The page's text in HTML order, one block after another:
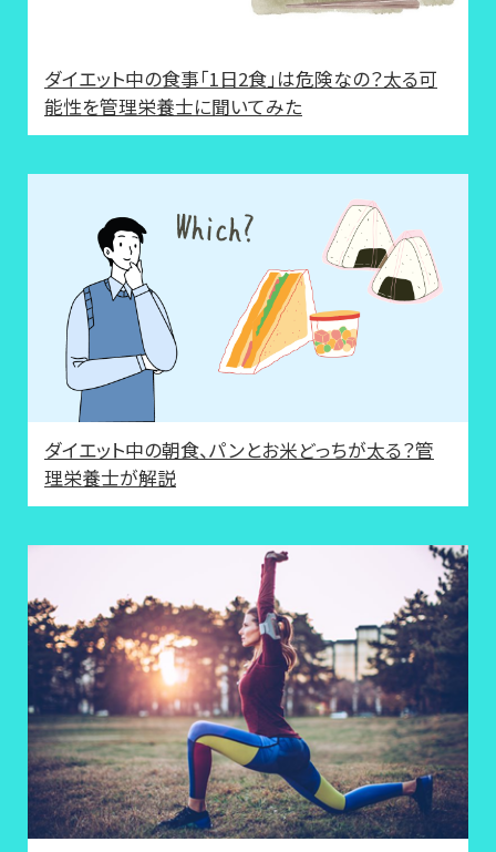
ダイエット中の食事「1日2食」は危険なの？太る可
能性を管理栄養士に聞いてみた
ダイエット中の朝食、パンとお米どっちが太る？管
理栄養士が解説